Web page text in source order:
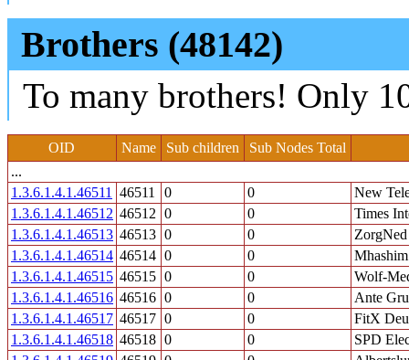
Brothers (48142)
To many brothers! Only
OID Name Sub children
Sub Nodes Total
...
1.3.6.1.4.1.46511
46511 0 0
New
1.3.6.1.4.1.46512 46512 0 0
Times
1.3.6.1.4.1.46513 46513 0 0
1.3.6.1.4.1.46514 46514 0 0
1.3.6.1.4.1.46515 46515 0 0
Wolf-
1.3.6.1.4.1.46516 46516 0 0
Ante
1.3.6.1.4.1.46517 46517 0 0
FitX
1.3.6.1.4.1.46518 46518 0 0
SPD